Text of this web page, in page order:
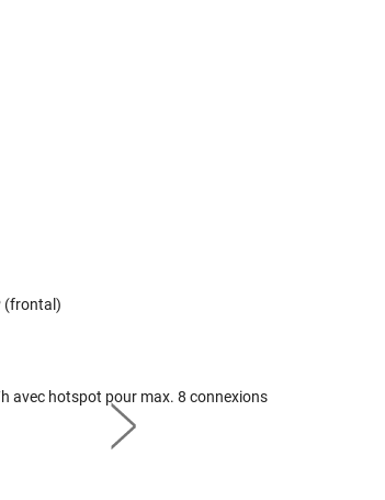
(frontal)
avec hotspot pour max. 8 connexions